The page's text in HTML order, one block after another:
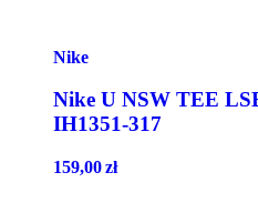
Nike
Nike U NSW TEE
IH1351-317
159,00zł